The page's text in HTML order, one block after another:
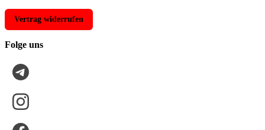
Vertrag widerrufen
Folge uns